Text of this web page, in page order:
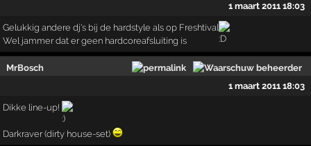
1 maart 2011 18:03
Gelukkig andere dj's bij de hardstyle als op Freshtival
Wel jammer dat er geen hardcoreafsluiting is
MrBosch
1 maart 2011 18:03
Dikke line-up!
Darkraver (dirty house-set)